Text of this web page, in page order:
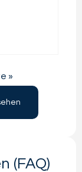
»
(FAQ)